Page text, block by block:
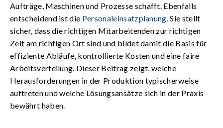
Aufträge, Maschinen und Prozesse schafft. Ebenfalls
entscheidend ist die Personaleinsatzplanung. Sie stellt
sicher, dass die richtigen Mitarbeitenden zur richtigen
Zeit am richtigen Ort sind und bildet damit die Basis für
effiziente Abläufe, kontrollierte Kosten und eine faire
Arbeitsverteilung. Dieser Beitrag zeigt, welche
Herausforderungen in der Produktion typischerweise
auftreten und welche Lösungsansätze sich in der Praxis
bewährt haben.